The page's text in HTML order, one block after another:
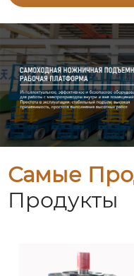
Самые
Продукты